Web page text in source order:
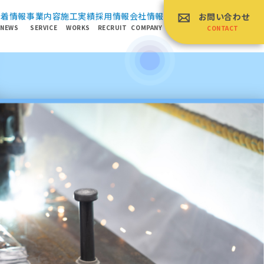
情報
NEWS
事業内容
SERVICE
施⼯実績
WORKS
採⽤情報
RECRUIT
会社情報
COMPANY
お問い合わせ
CONTACT